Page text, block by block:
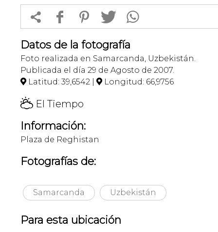
 f 1 T 
Datos de la fotografía
Foto realizada en Samarcanda, Uzbekistán.
Publicada el día 29 de Agosto de 2007.
 Latitud: 39,6542 |  Longitud: 66,9756
H El Tiempo
Información:
Plaza de Reghistan
Fotografías de:
Samarcanda Uzbekistán
Para esta ubicación